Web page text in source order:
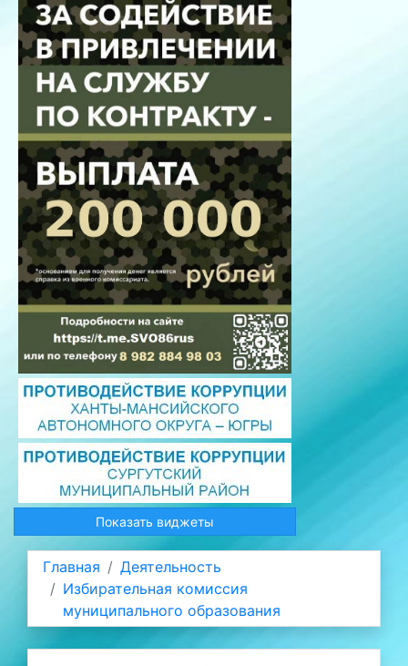
Показать виджеты
Главная
Деятельность
Избирательная комиссия
муниципального образования